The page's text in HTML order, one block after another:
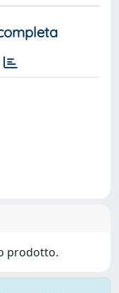
prodotto.